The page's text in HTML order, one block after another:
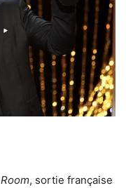
Room, sortie française